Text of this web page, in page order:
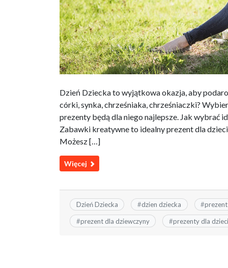
Dzień Dziecka to wyjątkowa okazja, aby
córki, synka, chrześniaka, chrześniaczki?
prezenty będą dla niego najlepsze. Jak wybrać
Zabawki kreatywne to idealny prezent dla
Możesz […]
Więcej
Dzień Dziecka #dzien dziecka #prezent
#prezent dla dziewczyny #prezenty dla dzieci